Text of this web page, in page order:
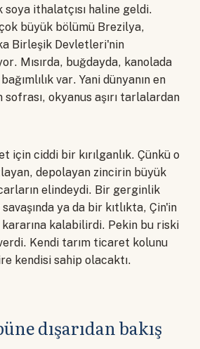
soya ithalatçısı haline geldi.
büyük bölümü Brezilya,
Birleşik Devletleri'nin
Mısırda, buğdayda, kanolada
var. Yani dünyanın en
sofrası, okyanus aşırı tarlalardan
için ciddi bir kırılganlık. Çünkü o
depolayan zincirin büyük
elindeydi. Bir gerginlik
ya da bir kıtlıkta, Çin'in
kararına kalabilirdi. Pekin bu riski
Kendi tarım ticaret kolunu
kendisi sahip olacaktı.
dışarıdan bakış